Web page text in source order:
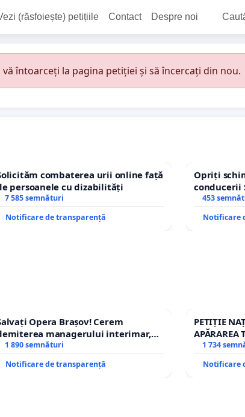
(răsfoiește) petițiile Contact Despre noi
întoarceți la pagina petiției și să încercați din nou.
combaterea urii online față
persoanele cu dizabilități
7 585 semnături
Notificare de transparență
Opriți
conducerii
453
Notificare
Opera Brașov! Cerem
managerului interimar,
Petrean Lucian-Marius!
1 890 semnături
Notificare de transparență
PETIȚIE
APĂRAREA
1 734
Notificare